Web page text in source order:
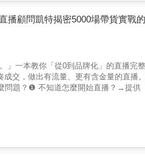
候發文」等容易過時的平台功能。本
。 3. 「注意力變現」的商業實戰背景
決的是專業品牌最擔心的問題：「爆
只有幾百，抓不到漲粉邏輯。After：
人知道，社群帳號像死水。After：用
和聲量，但演算法一直變，感到心累
顧問凱特揭密5000場帶貨實戰
」一本教你「從0到品牌化」的直播完
交，做出有流量、更有含金量的直播
問題？❶ 不知道怎麼開始直播？→提供
腳本？→提供實戰腳本模板、選品邏輯
大價值【品牌定位】建立個人品牌，
自信，放大自己的優勢。【話術腳本